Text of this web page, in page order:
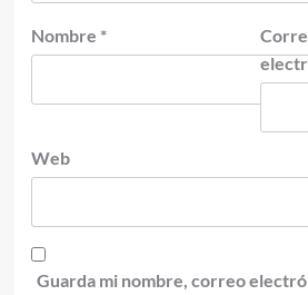
Nombre *
Web
Guarda mi nombre, correo